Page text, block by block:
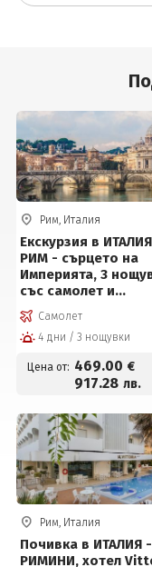
Рим, Италия
Екскурзия в
РИМ - сърцето на
Империята, 3
със самолет и
обслужване на
български език!
Самолет
4 дни / 3 нощувки
Цена от: 469.00 €
917.28 лв.
Рим, Италия
Почивка в ИТАЛИЯ -
РИМИНИ, хотел